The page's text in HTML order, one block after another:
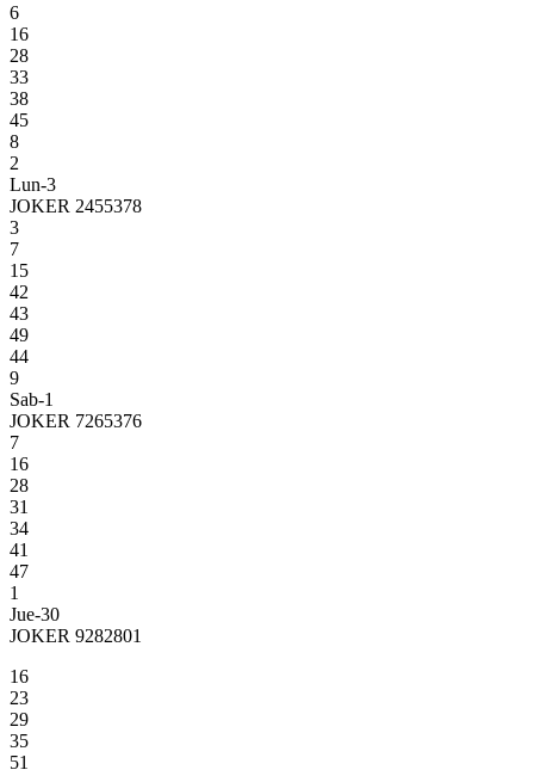
6
16
28
33
38
45
8
2
Lun-3
JOKER 2455378
3
7
15
42
43
49
44
9
Sab-1
JOKER 7265376
7
16
28
31
34
41
47
1
Jue-30
JOKER 9282801
16
23
29
35
51